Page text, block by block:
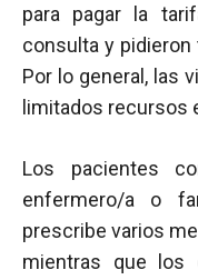
para pagar la
consulta y
Por lo general, las
limitados
Los pacientes
enfermero/a o
prescribe varios
mientras que los